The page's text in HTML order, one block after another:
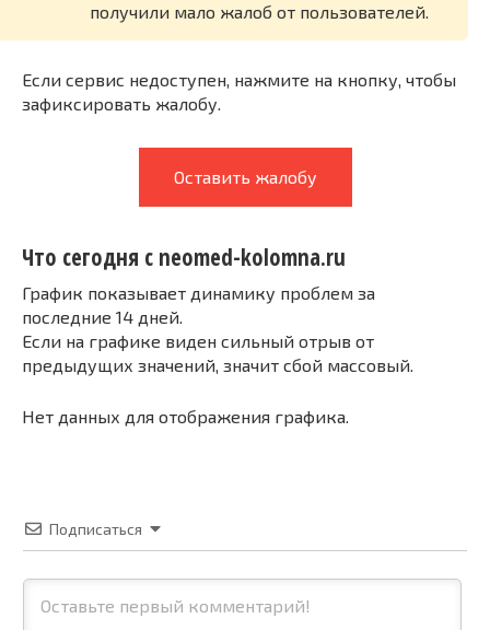
получили мало жалоб от пользователей.
Если сервис недоступен, нажмите на кнопку, чтобы
зафиксировать жалобу.
Оставить жалобу
Что сегодня с neomed-kolomna.ru
График показывает динамику проблем за
последние 14 дней.
Если на графике виден сильный отрыв от
предыдущих значений, значит сбой массовый.
Нет данных для отображения графика.
Подписаться